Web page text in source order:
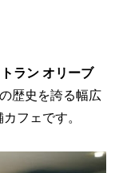
ラン オリーブ
歴史を誇る幅広
フェです。